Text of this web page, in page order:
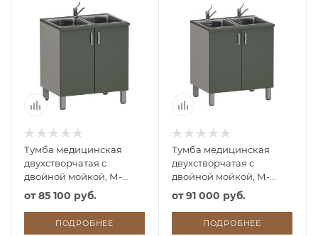
Тумба медицинская
двухстворчатая с
двойной мойкой, М-
ТМ/2-80 (УЛДСП)
от85 100 руб.
ПОДРОБНЕЕ
Тумба медицинская
двухстворчатая с
двойной мойкой, М-
ТМ/2-80 (УЛДСП, 2
смесителя локтевых)
от91 000 руб.
ПОДРОБНЕЕ